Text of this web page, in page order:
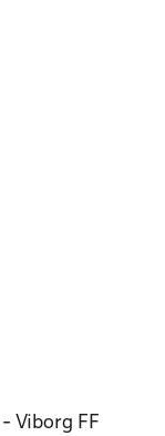
Viborg FF